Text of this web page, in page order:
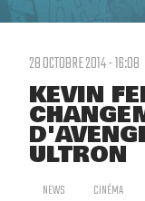
28 OCTOBRE 2014 - 16:08
KEVIN
ULTRON
NEWS CINÉMA